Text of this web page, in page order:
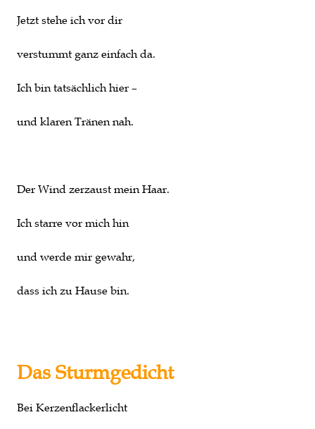
Jetzt stehe ich vor dir
verstummt ganz einfach da.
Ich bin tatsächlich hier –
und klaren Tränen nah.
Der Wind zerzaust mein Haar.
Ich starre vor mich hin
und werde mir gewahr,
dass ich zu Hause bin.
Das Sturmgedicht
Bei Kerzenflackerlicht